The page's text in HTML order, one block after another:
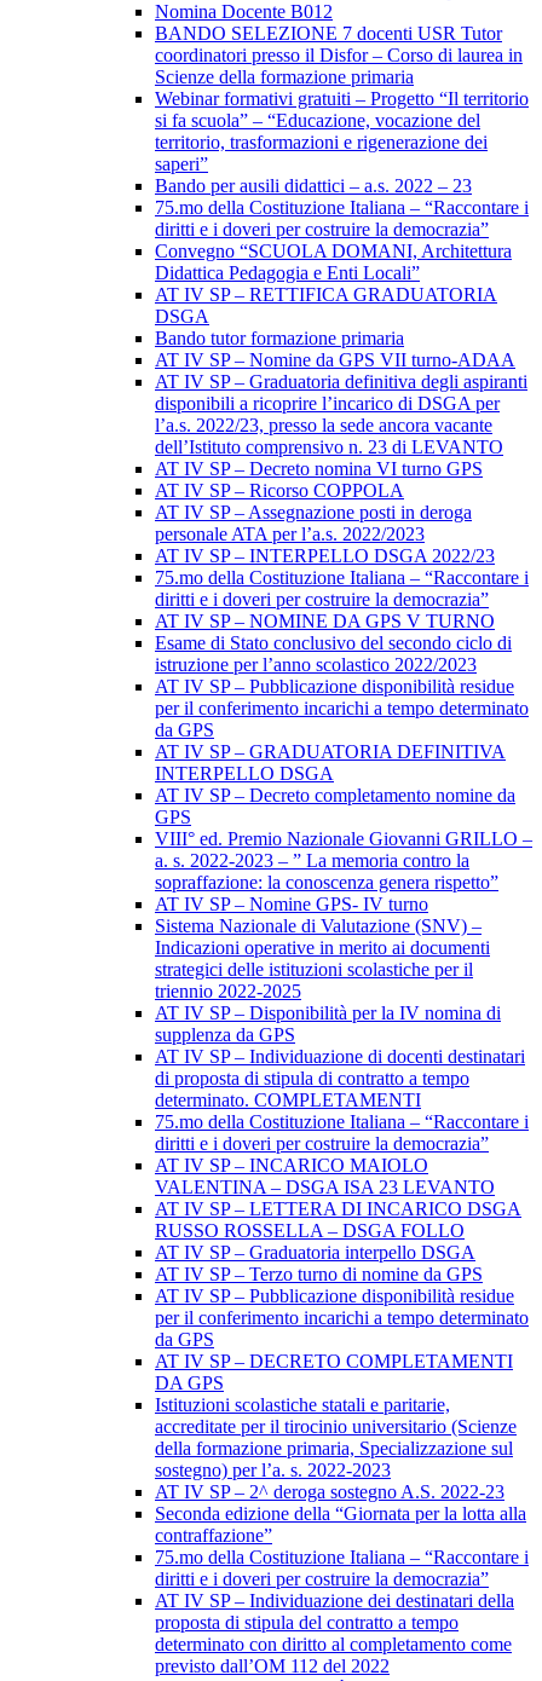
Nomina Docente B012
BANDO SELEZIONE 7 docenti USR Tutor
coordinatori presso il Disfor – Corso di laurea in
Scienze della formazione primaria
Webinar formativi gratuiti – Progetto “Il territorio
si fa scuola” – “Educazione, vocazione del
territorio, trasformazioni e rigenerazione dei
saperi”
Bando per ausili didattici – a.s. 2022 – 23
75.mo della Costituzione Italiana – “Raccontare i
diritti e i doveri per costruire la democrazia”
Convegno “SCUOLA DOMANI, Architettura
Didattica Pedagogia e Enti Locali”
AT IV SP – RETTIFICA GRADUATORIA
DSGA
Bando tutor formazione primaria
AT IV SP – Nomine da GPS VII turno-ADAA
AT IV SP – Graduatoria definitiva degli aspiranti
disponibili a ricoprire l’incarico di DSGA per
l’a.s. 2022/23, presso la sede ancora vacante
dell’Istituto comprensivo n. 23 di LEVANTO
AT IV SP – Decreto nomina VI turno GPS
AT IV SP – Ricorso COPPOLA
AT IV SP – Assegnazione posti in deroga
personale ATA per l’a.s. 2022/2023
AT IV SP – INTERPELLO DSGA 2022/23
75.mo della Costituzione Italiana – “Raccontare i
diritti e i doveri per costruire la democrazia”
AT IV SP – NOMINE DA GPS V TURNO
Esame di Stato conclusivo del secondo ciclo di
istruzione per l’anno scolastico 2022/2023
AT IV SP – Pubblicazione disponibilità residue
per il conferimento incarichi a tempo determinato
da GPS
AT IV SP – GRADUATORIA DEFINITIVA
INTERPELLO DSGA
AT IV SP – Decreto completamento nomine da
GPS
VIII° ed. Premio Nazionale Giovanni GRILLO –
a. s. 2022-2023 – ” La memoria contro la
sopraffazione: la conoscenza genera rispetto”
AT IV SP – Nomine GPS- IV turno
Sistema Nazionale di Valutazione (SNV) –
Indicazioni operative in merito ai documenti
strategici delle istituzioni scolastiche per il
triennio 2022-2025
AT IV SP – Disponibilità per la IV nomina di
supplenza da GPS
AT IV SP – Individuazione di docenti destinatari
di proposta di stipula di contratto a tempo
determinato. COMPLETAMENTI
75.mo della Costituzione Italiana – “Raccontare i
diritti e i doveri per costruire la democrazia”
AT IV SP – INCARICO MAIOLO
VALENTINA – DSGA ISA 23 LEVANTO
AT IV SP – LETTERA DI INCARICO DSGA
RUSSO ROSSELLA – DSGA FOLLO
AT IV SP – Graduatoria interpello DSGA
AT IV SP – Terzo turno di nomine da GPS
AT IV SP – Pubblicazione disponibilità residue
per il conferimento incarichi a tempo determinato
da GPS
AT IV SP – DECRETO COMPLETAMENTI
DA GPS
Istituzioni scolastiche statali e paritarie,
accreditate per il tirocinio universitario (Scienze
della formazione primaria, Specializzazione sul
sostegno) per l’a. s. 2022-2023
AT IV SP – 2^ deroga sostegno A.S. 2022-23
Seconda edizione della “Giornata per la lotta alla
contraffazione”
75.mo della Costituzione Italiana – “Raccontare i
diritti e i doveri per costruire la democrazia”
AT IV SP – Individuazione dei destinatari della
proposta di stipula del contratto a tempo
determinato con diritto al completamento come
previsto dall’OM 112 del 2022